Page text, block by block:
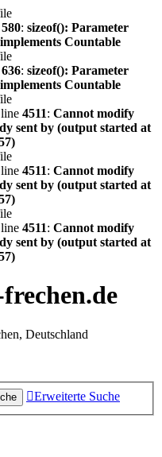
580: sizeof(): Parameter
Countable
636: sizeof(): Parameter
Countable
4511: Cannot modify
sent by (output started at
4511: Cannot modify
sent by (output started at
4511: Cannot modify
sent by (output started at
Deutschland
Erweiterte Suche